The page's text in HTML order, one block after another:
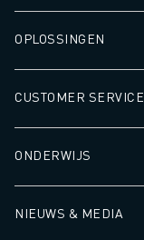
OPLOSSINGEN
CUSTOMER SERVICE
ONDERWIJS
NIEUWS & MEDIA